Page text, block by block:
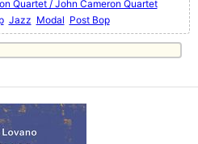
Quartet / John Cameron Quartet
Jazz Modal Post Bop